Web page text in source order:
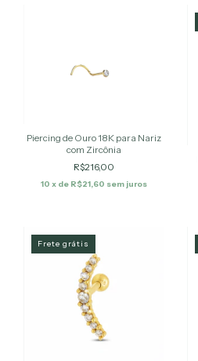
Piercing de Ouro 18K para Nariz
com Zircônia
R$216,00
10 x de R$21,60 sem juros
Frete grátis